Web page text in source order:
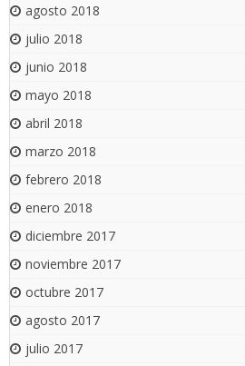
agosto 2018
julio 2018
junio 2018
mayo 2018
abril 2018
marzo 2018
febrero 2018
enero 2018
diciembre 2017
noviembre 2017
octubre 2017
agosto 2017
julio 2017